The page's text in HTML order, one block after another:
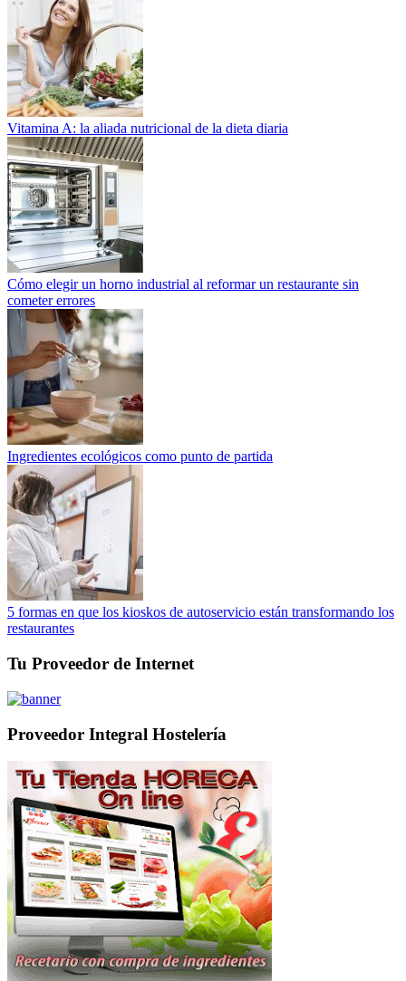
Vitamina A: la aliada nutricional de la dieta diaria
Cómo elegir un horno industrial al reformar un restaurante sin
cometer errores
Ingredientes ecológicos como punto de partida
5 formas en que los kioskos de autoservicio están transformando los
restaurantes
Tu Proveedor de Internet
Proveedor Integral Hostelería